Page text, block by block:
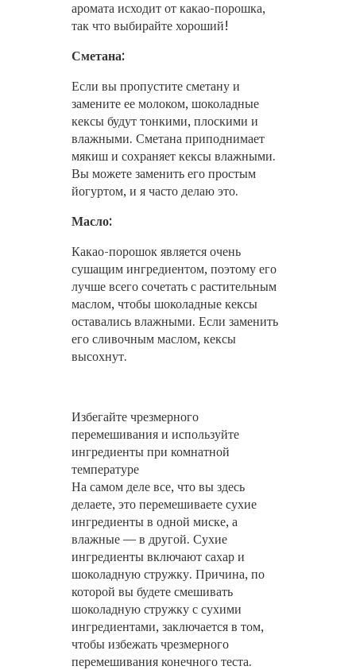
аромата исходит от какао-порошка,
так что выбирайте хороший!
Сметана:
Если вы пропустите сметану и
замените ее молоком, шоколадные
кексы будут тонкими, плоскими и
влажными. Сметана приподнимает
мякиш и сохраняет кексы влажными.
Вы можете заменить его простым
йогуртом, и я часто делаю это.
Масло:
Какао-порошок является очень
сушащим ингредиентом, поэтому его
лучше всего сочетать с растительным
маслом, чтобы шоколадные кексы
оставались влажными. Если заменить
его сливочным маслом, кексы
высохнут.
Избегайте чрезмерного
перемешивания и используйте
ингредиенты при комнатной
температуре
На самом деле все, что вы здесь
делаете, это перемешиваете сухие
ингредиенты в одной миске, а
влажные — в другой. Сухие
ингредиенты включают сахар и
шоколадную стружку. Причина, по
которой вы будете смешивать
шоколадную стружку с сухими
ингредиентами, заключается в том,
чтобы избежать чрезмерного
перемешивания конечного теста.